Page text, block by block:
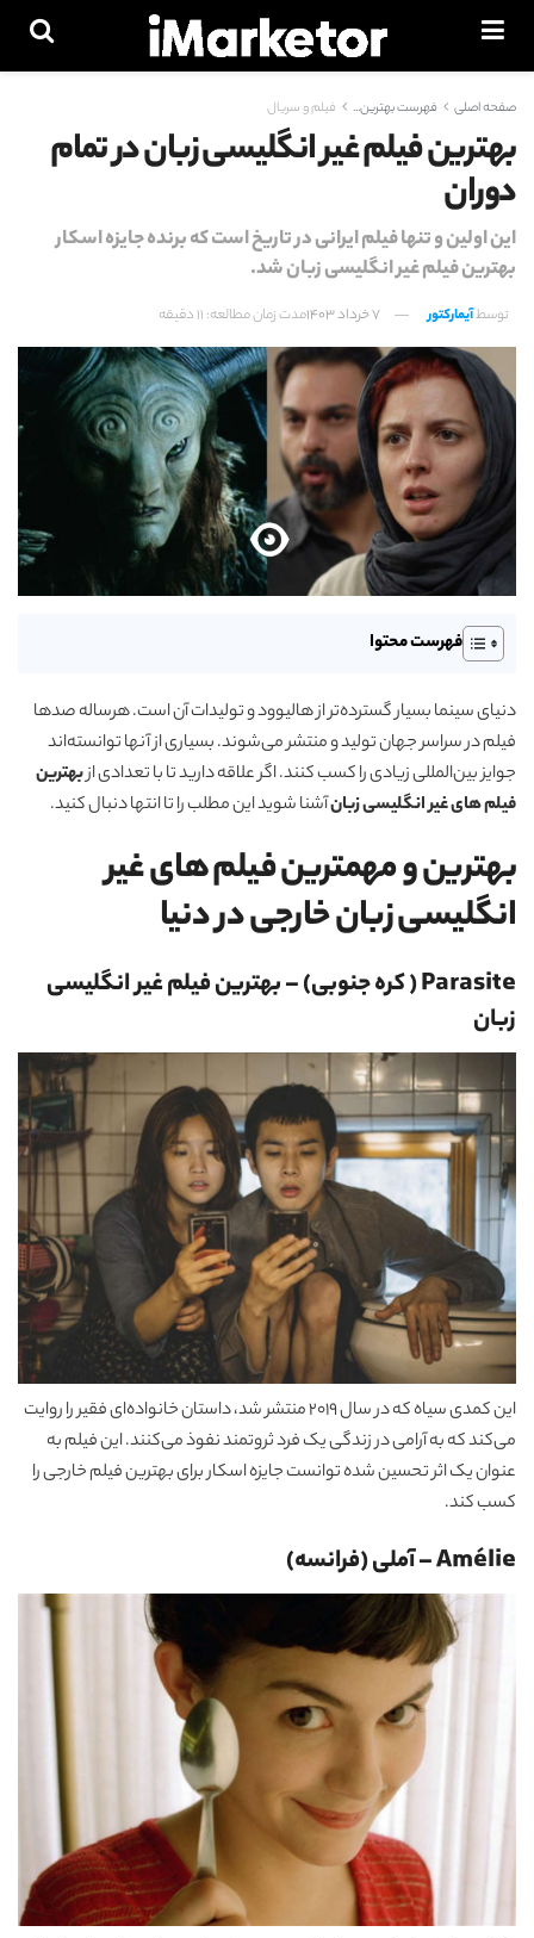
صفحه اصلی فهرست بهترین... فیلم و سریال
بهترین فیلم غیر انگلیسی زبان در تمام
دوران
این اولین و تنها فیلم ایرانی در تاریخ است که برنده جایزه اسکار
بهترین فیلم غیر انگلیسی زبان شد.
توسطآیمارکتور 7 خرداد 1403 مدت زمان مطالعه: 11 دقیقه
فهرست محتوا
دنیای سینما بسیار گسترده‌تر از هالیوود و تولیدات آن است. هرساله صدها
فیلم در سراسر جهان تولید و منتشر می‌شوند. بسیاری از آنها توانسته‌اند
جوایز بین‌المللی زیادی را کسب کنند. اگر علاقه دارید تا با تعدادی ازبهترین
فیلم های غیر انگلیسی زبانآشنا شوید این مطلب را تا انتها دنبال کنید.
بهترین و مهمترین فیلم های غیر
انگلیسی زبان خارجی در دنیا
Parasite ( کره جنوبی) – بهترین فیلم غیر انگلیسی
زبان
این کمدی سیاه که در سال 2019 منتشر شد، داستان خانواده‌ای فقیر را روایت
می‌کند که به آرامی در زندگی یک فرد ثروتمند نفوذ می‌کنند. این فیلم به
عنوان یک اثر تحسین شده توانست جایزه اسکار برای بهترین فیلم خارجی را
کسب کند.
Amélie – آملی (فرانسه)